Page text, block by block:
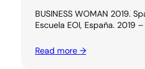
BUSINESS WOMAN 2019.
Escuela EOI, España. 2019
Read more →